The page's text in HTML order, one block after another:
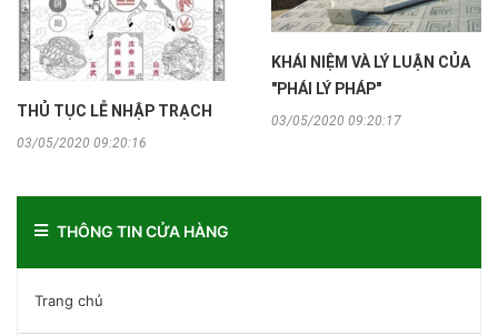
THÔNG TIN CỬA HÀNG
Trang chủ
THỦ TỤC LỄ NHẬP TRẠCH
03/05/2020 09:20:16
KHÁI NIỆM VÀ LÝ LUẬN CỦA
"PHÁI LÝ PHÁP"
03/05/2020 09:20:17